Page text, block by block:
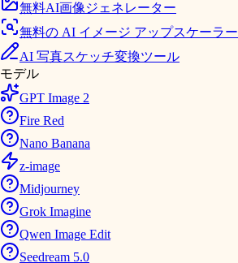
無料AI画像ジェネレーター
無料の AI イメージ アップスケーラー
AI 写真スケッチ変換ツール
モデル
GPT Image 2
Fire Red
Nano Banana
z-image
Midjourney
Grok Imagine
Qwen Image Edit
Seedream 5.0